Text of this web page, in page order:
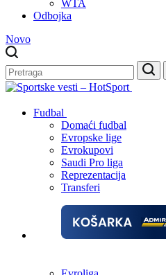
WTA
Odbojka
Novo
Fudbal
Domaći fudbal
Evropske lige
Evrokupovi
Saudi Pro liga
Reprezentacija
Transferi